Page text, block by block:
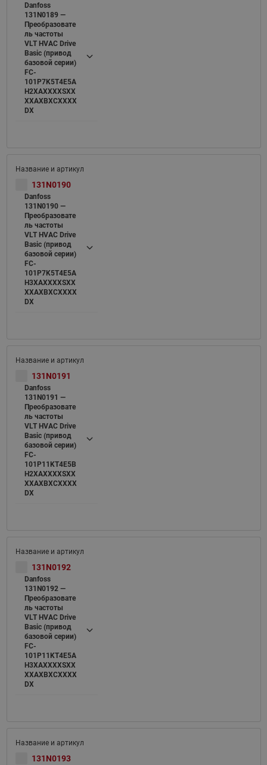
Danfoss
131N0189 —
Преобразовате
ль частоты
VLT HVAC Drive
Basic (привод
базовой серии)
FC-
101P7K5T4E5A
H2XAXXXXSXX
XXAXBXCXXXX
DX
131N0190
Danfoss
131N0190 —
Преобразовате
ль частоты
VLT HVAC Drive
Basic (привод
базовой серии)
FC-
101P7K5T4E5A
H3XAXXXXSXX
XXAXBXCXXXX
DX
131N0191
Danfoss
131N0191 —
Преобразовате
ль частоты
VLT HVAC Drive
Basic (привод
базовой серии)
FC-
101P11KT4E5B
H2XAXXXXSXX
XXAXBXCXXXX
DX
131N0192
Danfoss
131N0192 —
Преобразовате
ль частоты
VLT HVAC Drive
Basic (привод
базовой серии)
FC-
101P11KT4E5A
H3XAXXXXSXX
XXAXBXCXXXX
DX
131N0193